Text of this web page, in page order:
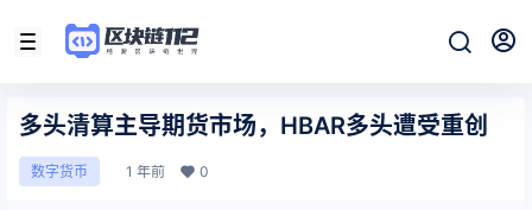
多头清算主导期货市场，HBAR多头遭受重创
数字货币 1 年前 0